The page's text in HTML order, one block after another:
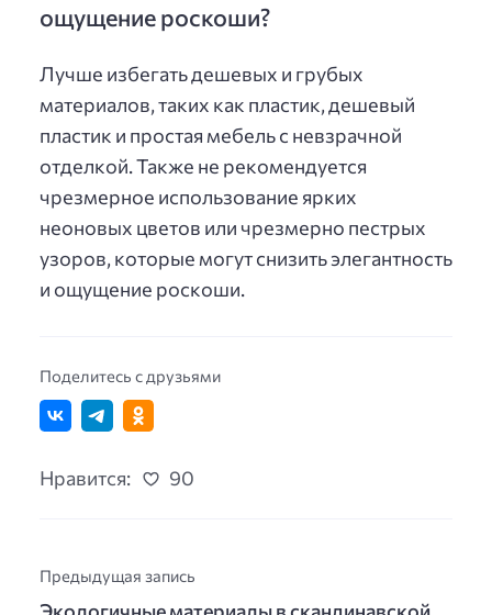
ощущение роскоши?
Лучше избегать дешевых и грубых
материалов, таких как пластик, дешевый
пластик и простая мебель с невзрачной
отделкой. Также не рекомендуется
чрезмерное использование ярких
неоновых цветов или чрезмерно пестрых
узоров, которые могут снизить элегантность
и ощущение роскоши.
Поделитесь с друзьями
Нравится: 90
Предыдущая запись